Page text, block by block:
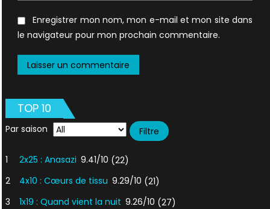
Enregistrer mon nom, mon e-mail et mon site dans
le navigateur pour mon prochain commentaire.
TOP 10
Par saison
1 2x25 : Anasazi 9.41/10 (22)
2
4x10 : Cœurs de tissu 9.29/10 (21)
3
1x19 : Quand vient la nuit 9.26/10 (27)